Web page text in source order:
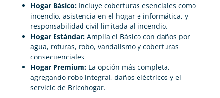
Hogar Básico: Incluye coberturas esenciales como
incendio, asistencia en el hogar e informática, y
responsabilidad civil limitada al incendio.
Hogar Estándar: Amplía el Básico con daños por
agua, roturas, robo, vandalismo y coberturas
consecuenciales.
Hogar Premium: La opción más completa,
agregando robo integral, daños eléctricos y el
servicio de Bricohogar.